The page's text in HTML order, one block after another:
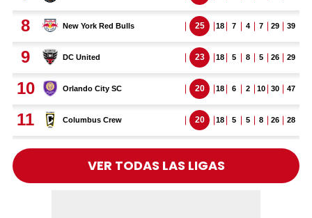
VER TODAS LAS LIGAS